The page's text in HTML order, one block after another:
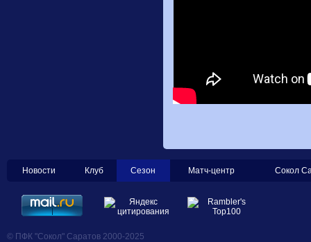
Новости Клуб Сезон Матч-центр Сокол
© ПФК "Сокол" Саратов 2000-2025